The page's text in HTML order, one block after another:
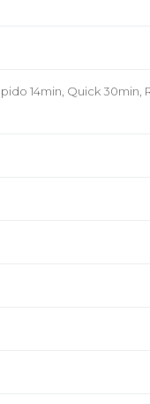
14min, Quick 30min,